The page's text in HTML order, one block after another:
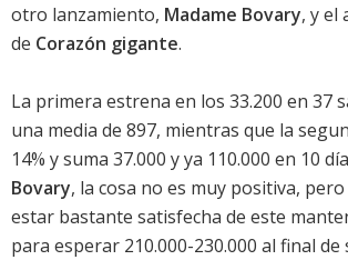
otro lanzamiento, Madame Bovary, y el
de Corazón gigante.
La primera estrena en los 33.200 en 37
una media de 897, mientras que la
14% y suma 37.000 y ya 110.000 en 10
Bovary, la cosa no es muy positiva,
estar bastante satisfecha de este
para esperar 210.000-230.000 al final